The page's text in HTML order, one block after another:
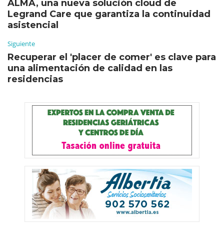
ALMA, una nueva solución cloud de
Legrand Care que garantiza la continuidad
asistencial
Siguiente
Recuperar el 'placer de comer' es clave para
una alimentación de calidad en las
residencias